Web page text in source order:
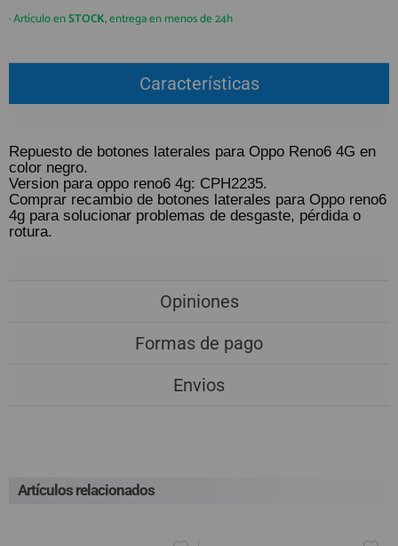
GUÍA DE COMPRA
(+34)912 477 744
Lunes a Viernes 09:30h a 20:00h
También atendemos Whatsapp
info@preciosadictos.com
REGISTRO PROFESIONAL
· Artículo enSTOCK, entrega en menos de 24h
Características
Repuesto de botones laterales para Oppo Reno6 4G en
color negro.
Version para oppo reno6 4g: CPH2235.
Comprar recambio de botones laterales para Oppo reno6
4g para solucionar problemas de desgaste, pérdida o
rotura.
Opiniones
Formas de pago
Envios
Artículos relacionados